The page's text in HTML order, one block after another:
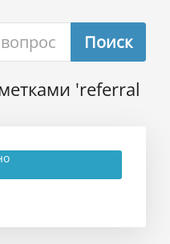
'referral